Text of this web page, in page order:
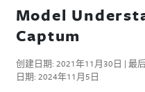
Model
Captum
创建日期: 2021年11月30日 | 最
日期: 2024年11月5日